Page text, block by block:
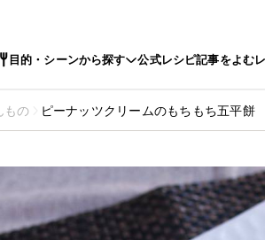
目的・シーンから探す 公式レシピ記事をよむ
もの ピーナッツクリームのもちもち五平餅